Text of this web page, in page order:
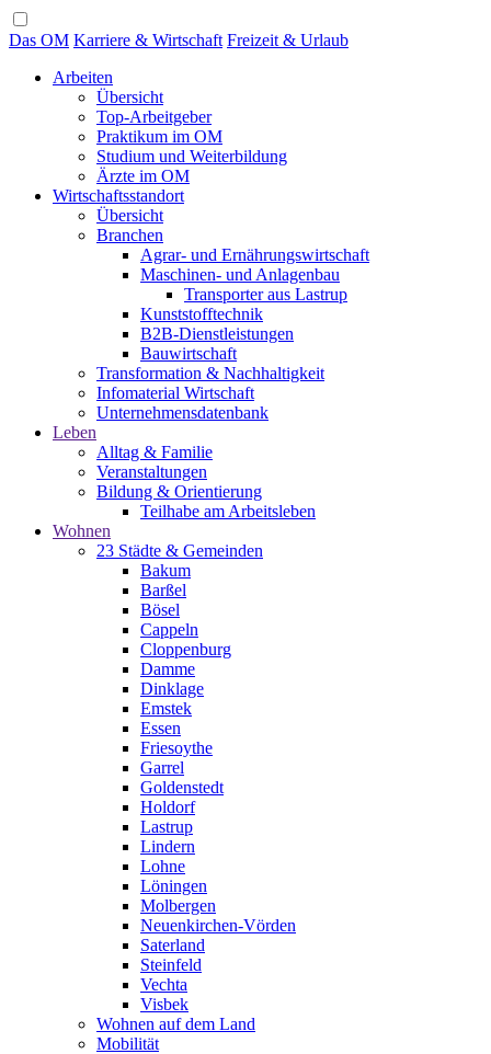
Das OM Karriere & Wirtschaft Freizeit & Urlaub
Arbeiten
Übersicht
Top-Arbeitgeber
Praktikum im OM
Studium und Weiterbildung
Ärzte im OM
Wirtschaftsstandort
Übersicht
Branchen
Agrar- und Ernährungswirtschaft
Maschinen- und Anlagenbau
Transporter aus Lastrup
Kunststofftechnik
B2B-Dienstleistungen
Bauwirtschaft
Transformation & Nachhaltigkeit
Infomaterial Wirtschaft
Unternehmensdatenbank
Leben
Alltag & Familie
Veranstaltungen
Bildung & Orientierung
Teilhabe am Arbeitsleben
Wohnen
23 Städte & Gemeinden
Bakum
Barßel
Bösel
Cappeln
Cloppenburg
Damme
Dinklage
Emstek
Essen
Friesoythe
Garrel
Goldenstedt
Holdorf
Lastrup
Lindern
Lohne
Löningen
Molbergen
Neuenkirchen-Vörden
Saterland
Steinfeld
Vechta
Visbek
Wohnen auf dem Land
Mobilität